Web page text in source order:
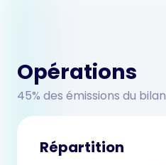
Opérations
45% des émissions du bilan
Répartition